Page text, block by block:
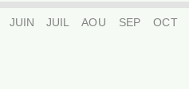
JUIN JUIL AOU SEP OCT